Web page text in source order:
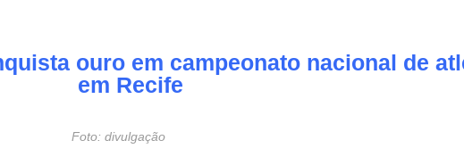
ouro em campeonato nacional de
em Recife
Foto: divulgação